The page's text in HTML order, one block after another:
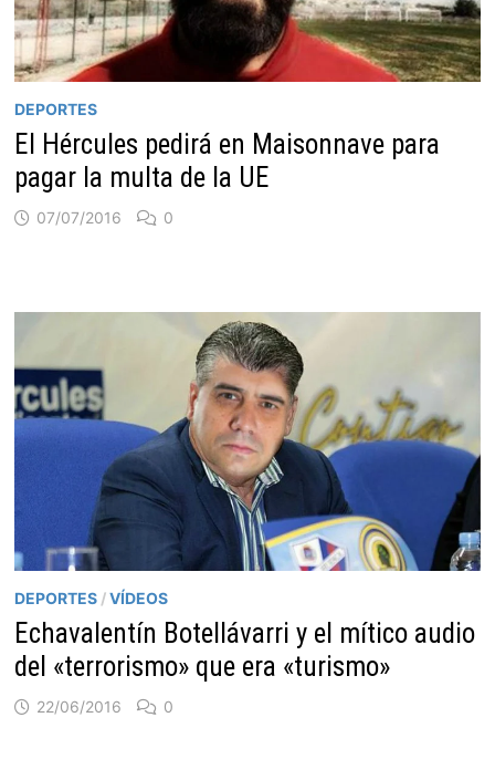
DEPORTES
El Hércules pedirá en Maisonnave para
pagar la multa de la UE
07/07/2016 0
DEPORTES /VÍDEOS
Echavalentín Botellávarri y el mítico audio
del «terrorismo» que era «turismo»
22/06/2016 0